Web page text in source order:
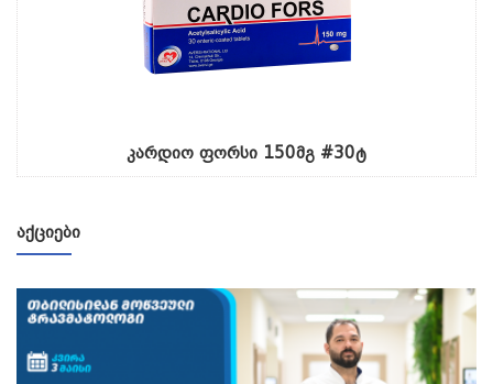
კარდიო ფორსი 150მგ #30ტ
ᲐᲥᲪᲘᲔᲑᲘ